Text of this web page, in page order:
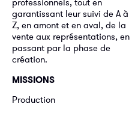
professionnels, tout en
garantissant leur suivi de A à
Z, en amont et en aval, de la
vente aux représentations, en
passant par la phase de
création.
MISSIONS
Production